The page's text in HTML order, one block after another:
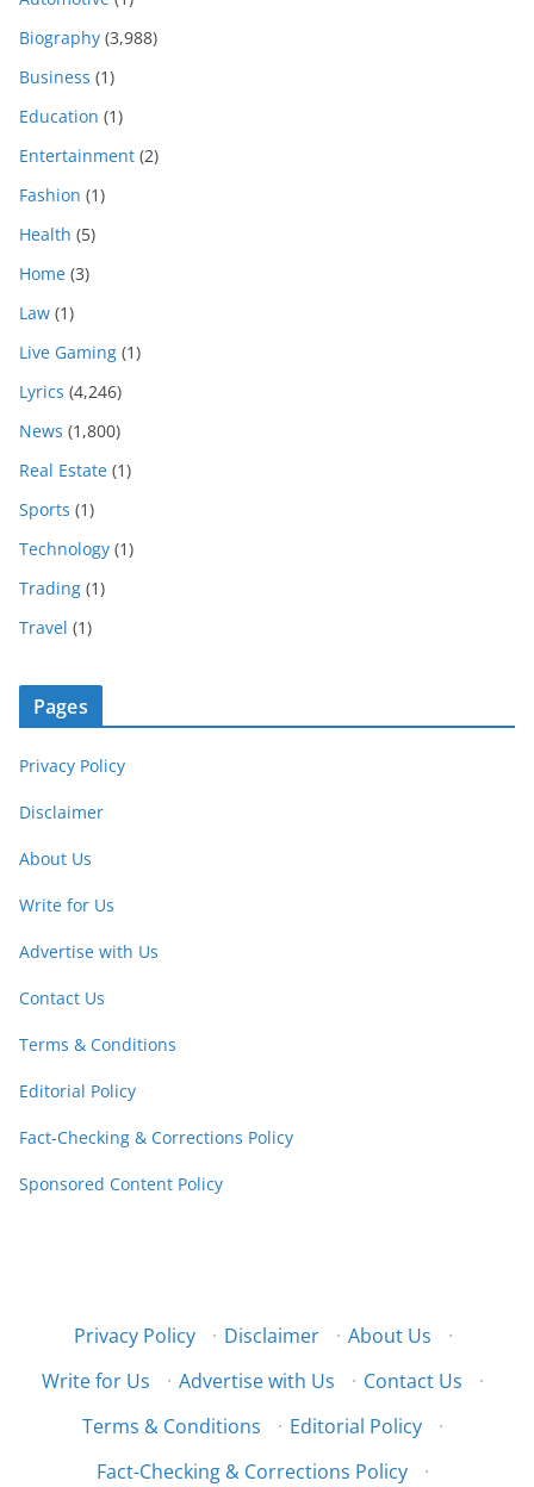
Biography (3,988)
Business (1)
Education (1)
Entertainment (2)
Fashion (1)
Health (5)
Home (3)
Law (1)
Live Gaming (1)
Lyrics (4,246)
News (1,800)
Real Estate (1)
Sports (1)
Technology (1)
Trading (1)
Travel (1)
Pages
Privacy Policy
Disclaimer
About Us
Write for Us
Advertise with Us
Contact Us
Terms & Conditions
Editorial Policy
Fact-Checking & Corrections Policy
Sponsored Content Policy
Privacy Policy · Disclaimer · About Us
·
Write for Us
· Advertise with Us · Contact Us
·
Terms & Conditions
· Editorial Policy
·
Fact-Checking & Corrections Policy
·